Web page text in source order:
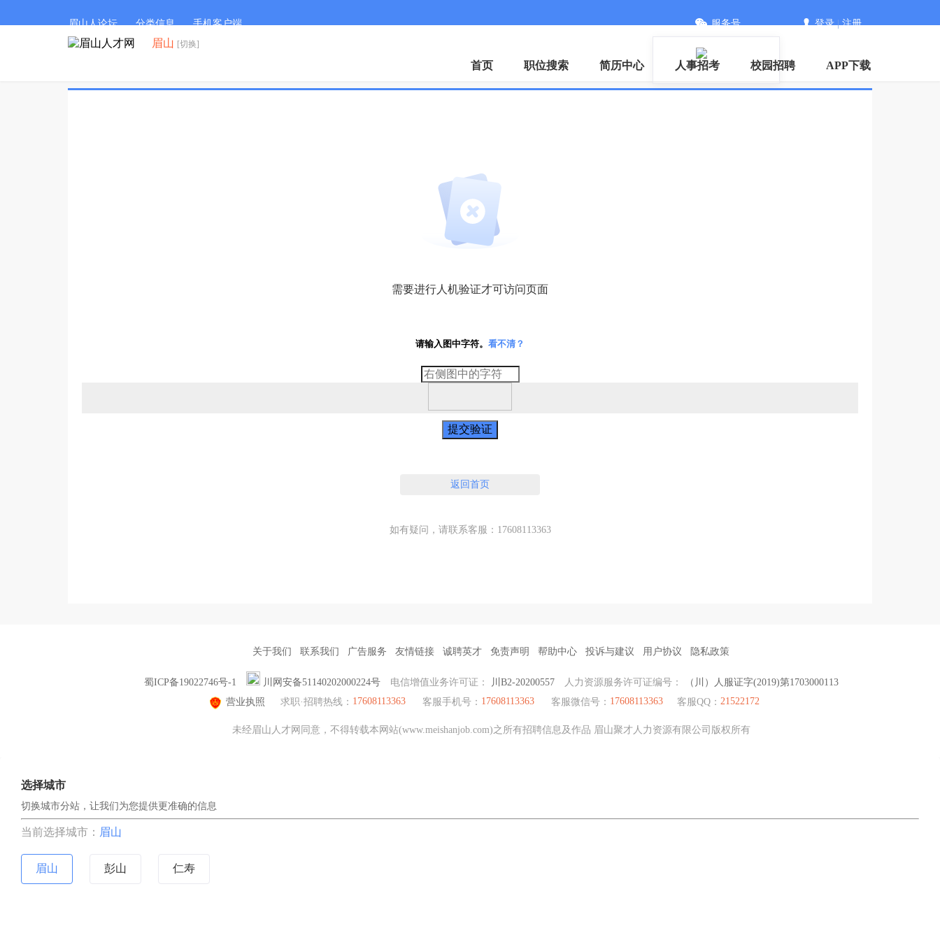
眉山人论坛 分类信息 手机客户端
微信
服务号 登录|注册
眉山 [切换]
首页 职位搜索 简历中心 人事招考 校园招聘 APP下载
需要进行人机验证才可访问页面
请输入图中字符。 看不清？
提交验证
返回首页
如有疑问，请联系客服：17608113363
关于我们 联系我们 广告服务 友情链接 诚聘英才 免责声明 帮助中心 投诉与建议 用户协议 隐私政策
蜀ICP备19022746号-1 川网安备51140202000224号 电信增值业务许可证： 川B2-20200557 人力资源服务许可证编号：
（川）人服证字(2019)第1703000113
营业执照
求职·招聘热线： 17608113363 客服手机号： 17608113363 客服微信号： 17608113363 客服QQ： 21522172
未经眉山人才网同意，不得转载本网站(www.meishanjob.com)之所有招聘信息及作品 眉山聚才人力资源有限公司版权所有
选择城市
切换城市分站，让我们为您提供更准确的信息
当前选择城市： 眉山
眉山 彭山 仁寿